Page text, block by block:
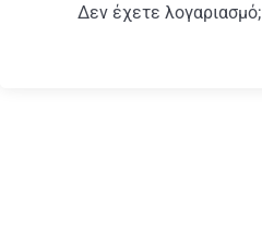
Δεν έχετε λογαριασμό;